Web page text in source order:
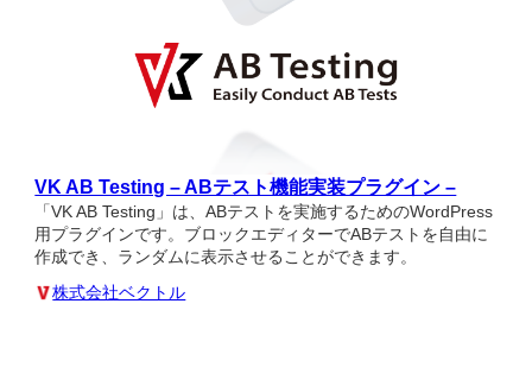
VK AB Testing – ABテスト機能実装プラグイン –
「VK AB Testing」は、ABテストを実施するためのWordPress
用プラグインです。ブロックエディターでABテストを自由に
作成でき、ランダムに表示させることができます。
株式会社ベクトル